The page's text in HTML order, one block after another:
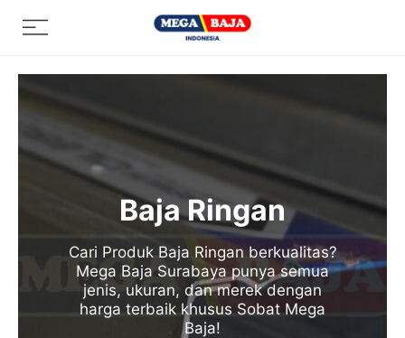
Menu
Baja Ringan
Cari Produk Baja Ringan berkualitas?
Mega Baja Surabaya punya semua
jenis, ukuran, dan merek dengan
harga terbaik khusus Sobat Mega
Baja!